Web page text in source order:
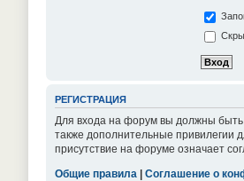
РЕГИСТРАЦИЯ
Для входа на форум вы должны быть
также дополнительные привилегии
присутствие на форуме означает
Общие правила | Соглашение о